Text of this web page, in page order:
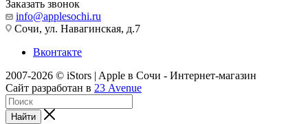
Заказать звонок
info@applesochi.ru
Сочи, ул. Навагинская, д.7
Вконтакте
2007-2026 © iStors | Apple в Сочи - Интернет-магазин
Сайт разработан в 23 Avenue
Найти